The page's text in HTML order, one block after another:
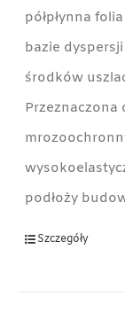
półpłynna
bazie
środków
podłoży
Szczegóły